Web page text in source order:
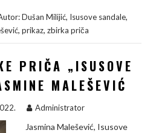
I
p
y
L
n
a
r
e
Dušan Milijić, Isusove sandale,
, prikaz, zbirka priča
PRIČA „ISUSOVE
MALEŠEVIĆ
Administrator
Jasmina Malešević, Isusove